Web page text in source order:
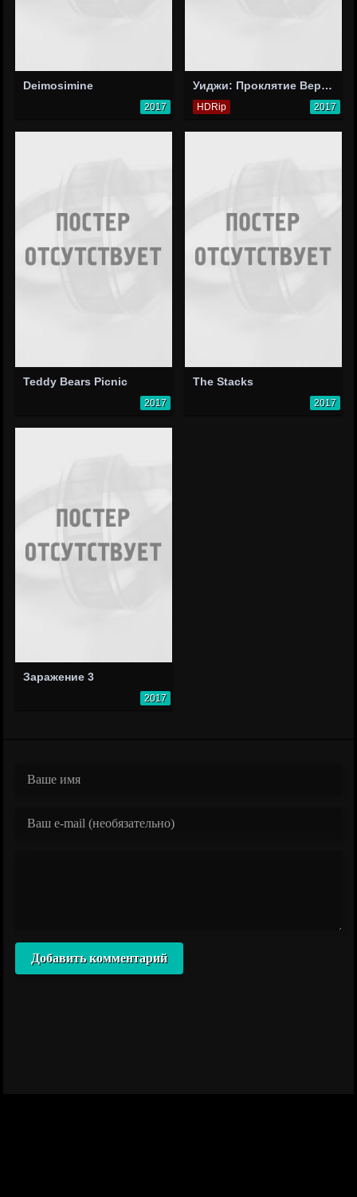
Deimosimine
2017
Уиджи: Проклятие Вероники
HDRip 2017
Teddy Bears Picnic
2017
The Stacks
2017
Заражение 3
2017
Добавить комментарий